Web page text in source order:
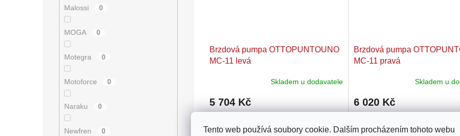
Tento web používá soubory cookie. Dalším procházením tohoto webu
Malossi 0
MOGA 0
Motegra 0
Motoforce 0
Naraku 0
Newfren 0
Brzdová pumpa OTTOPUNTOUNO
MC-11 levá
Skladem u dodavatele
5 704 Kč
OTTOPUNTOUNO MC-11 má průměr
Brzdová pumpa
MC-11 pravá
Skladem u
6 020 Kč
páčkou OTTOPUNTOUNO MC-